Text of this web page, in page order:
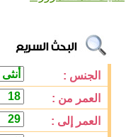
الجنس :
العمر من :
العمر إلى :